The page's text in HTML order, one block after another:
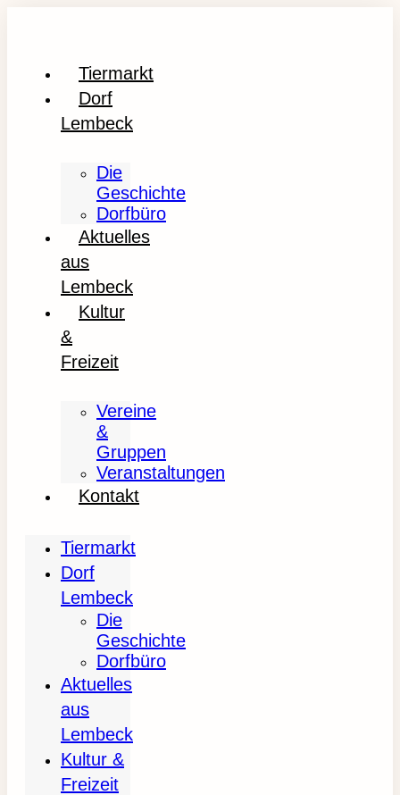
Tiermarkt
Dorf
Lembeck
Die
Geschichte
Dorfbüro
Aktuelles
aus
Lembeck
Kultur
&
Freizeit
Vereine
&
Gruppen
Veranstaltungen
Kontakt
Tiermarkt
Dorf
Lembeck
Die
Geschichte
Dorfbüro
Aktuelles
aus
Lembeck
Kultur &
Freizeit